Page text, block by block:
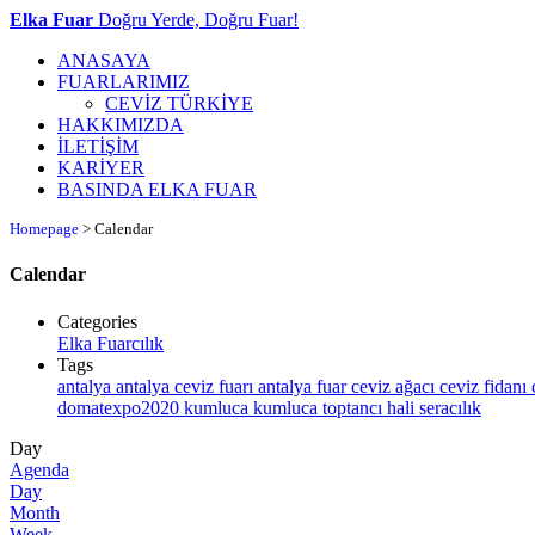
Elka Fuar Doğru Yerde, Doğru Fuar!
ANASAYA
FUARLARIMIZ
CEVİZ TÜRKİYE
HAKKIMIZDA
İLETİŞİM
KARİYER
BASINDA ELKA FUAR
Homepage > Calendar
Calendar
Categories
Elka Fuarcılık
Tags
antalya antalya ceviz fuarı antalya fuarceviz ağacı ceviz fidanı
domatexpo2020 kumluca kumluca toptancı hali seracılık
Day
Agenda
Day
Month